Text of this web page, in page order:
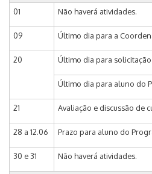
01 Não haverá atividades.
09 Último dia para a
20 Último dia para
Último dia para aluno do
21 Avaliação e discussão de
28 a 12.06 Prazo para aluno do
30 e 31 Não haverá atividades.